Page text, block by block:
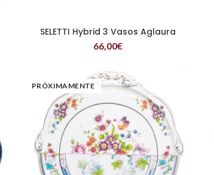
LEER MÁS
SELETTI Hybrid 3 Vasos Aglaura
66,00€
PRÓXIMAMENTE